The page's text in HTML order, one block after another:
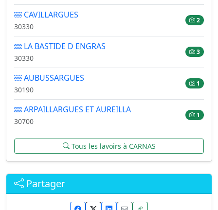
CAVILLARGUES
30330
2
LA BASTIDE D ENGRAS
30330
3
AUBUSSARGUES
30190
1
ARPAILLARGUES ET AUREILLA
30700
1
Tous les lavoirs à CARNAS
Partager